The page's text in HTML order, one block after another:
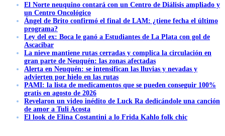
El Norte neuquino contará con un Centro de Diálisis ampliado y
un Centro Oncológico
Ángel de Brito confirmó el final de LAM: ¿tiene fecha el último
programa?
Ley del ex: Boca le ganó a Estudiantes de La Plata con gol de
Ascacibar
La nieve mantiene rutas cerradas y complica la circulación en
gran parte de Neuquén: las zonas afectadas
Alerta en Neuquén: se intensifican las lluvias y nevadas y
advierten por hielo en las rutas
PAMI: la lista de medicamentos que se pueden conseguir 100%
gratis en agosto de 2026
Revelaron un video inédito de Luck Ra dedicándole una canción
de amor a Tuli Acosta
El look de Elina Costantini a lo Frida Kahlo folk chic